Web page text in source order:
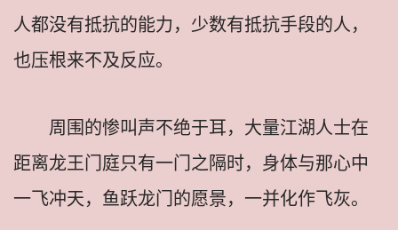
人都没有抵抗的能力，少数有抵抗手段的人，
也压根来不及反应。
周围的惨叫声不绝于耳，大量江湖人士在
距离龙王门庭只有一门之隔时，身体与那心中
一飞冲天，鱼跃龙门的愿景，一并化作飞灰。